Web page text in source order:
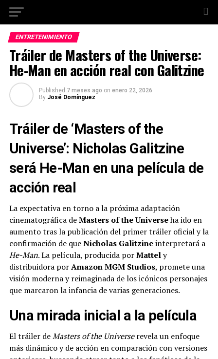
ENTRETENIMIENTO
Tráiler de Masters of the Universe:
He-Man en acción real con Galitzine
Published 7 meses ago on enero 22, 2026
By José Domínguez
Tráiler de ‘Masters of the
Universe’: Nicholas Galitzine
será He-Man en una película de
acción real
La expectativa en torno a la próxima adaptación
cinematográfica deMasters of the Universeha ido en
aumento tras la publicación del primer tráiler oficial y la
confirmación de queNicholas Galitzineinterpretará a
He-Man. La película, producida porMattely
distribuidora porAmazon MGM Studios, promete una
visión moderna y reimaginada de los icónicos personajes
que marcaron la infancia de varias generaciones.
Una mirada inicial a la película
El tráiler deMasters of the Universerevela un enfoque
más dinámico y de acción en comparación con versiones